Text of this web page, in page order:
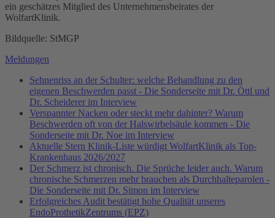
ein geschätzes Mitglied des Unternehmensbeirates der
WolfartKlinik.
Bildquelle: StMGP
Meldungen
Sehnenriss an der Schulter: welche Behandlung zu den
eigenen Beschwerden passt - Die Sonderseite mit Dr. Öttl und
Dr. Scheiderer im Interview
Verspannter Nacken oder steckt mehr dahinter? Warum
Beschwerden oft von der Halswirbelsäule kommen - Die
Sonderseite mit Dr. Noe im Interview
Aktuelle Stern Klinik-Liste würdigt WolfartKlinik als Top-
Krankenhaus 2026/2027
Der Schmerz ist chronisch. Die Sprüche leider auch. Warum
chronische Schmerzen mehr brauchen als Durchhalteparolen -
Die Sonderseite mit Dr. Simon im Interview
Erfolgreiches Audit bestätigt hohe Qualität unseres
EndoProthetikZentrums (EPZ)